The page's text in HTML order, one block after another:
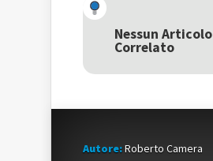
una
nuova
finestra)
nuova
finestra)
una
nuova
Nessun Articolo
Correlato
Autore:Roberto Camera